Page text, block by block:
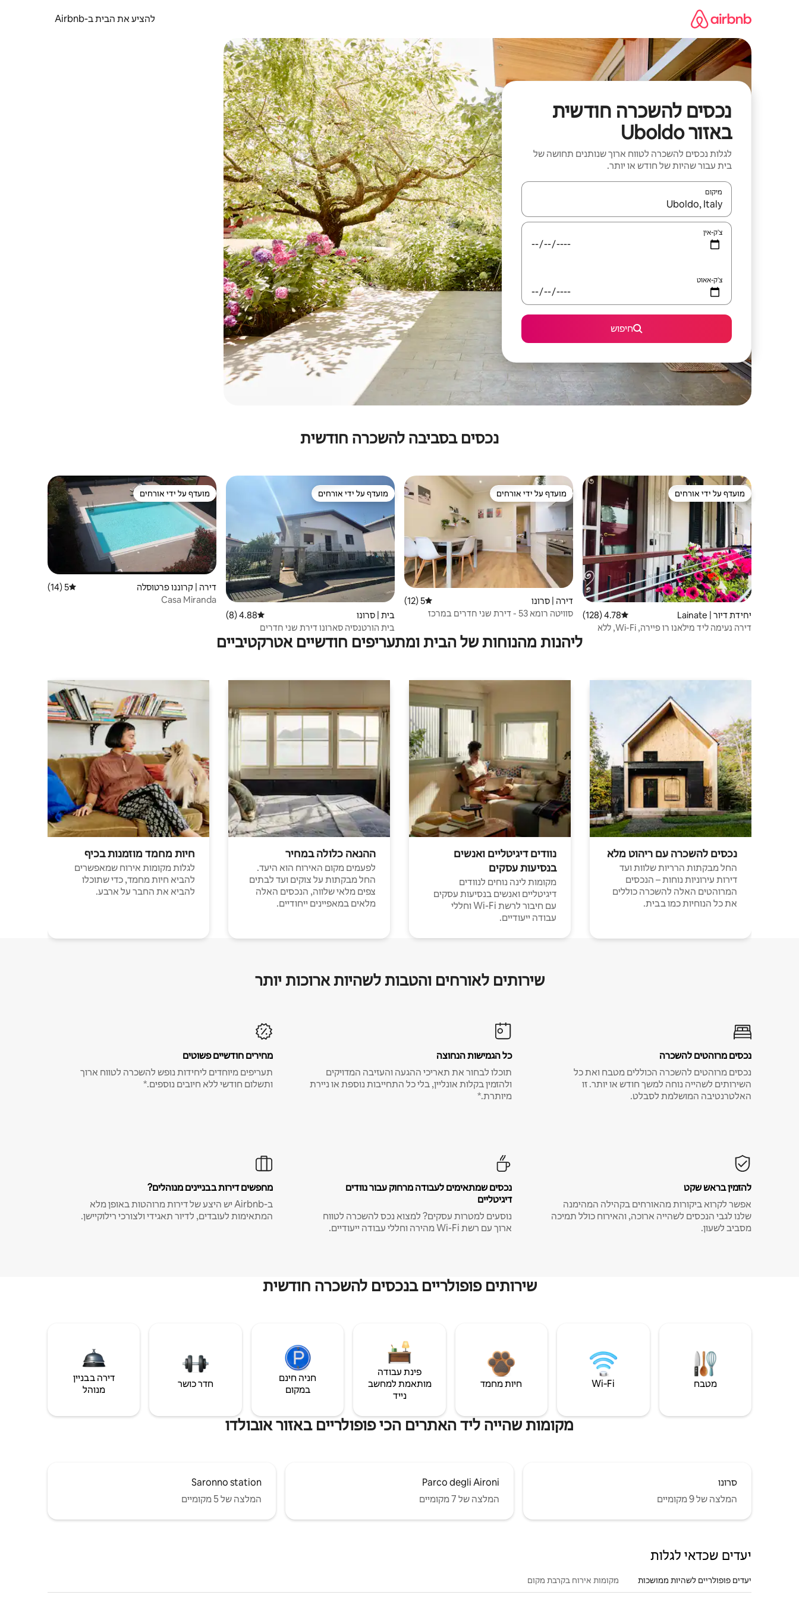
להציע את הבית ב-Airbnb
נכסים להשכרה חודשית
באזור Uboldo
לגלות נכסים להשכרה לטווח ארוך שנותנים תחושה של
בית עבור שהיות של חודש או יותר.
מיקום
כאשר התוצאות יהיו זמינות, יש לנווט עם מקשי החיצים למעלה ולמטה או לעיין בעזרת תנועות מגע או החלקה.
צ'ק-אין
צ'ק-אאוט
חיפוש
נכסים בסביבה להשכרה חודשית
מועדף על ידי אורחים
מועדף על ידי אורחים
יחידת דיור | Lainate דירוג ממוצע של 4.78 מתוך 5, 128 ביקורות
4.78 (128)
דירה נעימה ליד מילאנו רו פיירה, Wi-Fi, ללא
מועדף על ידי אורחים
מועדף על ידי אורחים
דירה | סרונו דירוג ממוצע של 5 מתוך 5, 12 ביקורות
5 (12)
סוויטה רומא 53 - דירת שני חדרים במרכז
מועדף על ידי אורחים
מועדף על ידי אורחים
בית | סרונו דירוג ממוצע של 4.88 מתוך 5, 8 ביקורות
4.88 (8)
בית הורטנסיה סארונו דירת שני חדרים
מועדף על ידי אורחים
מועדף על ידי אורחים
דירה | קרוננו פרטוסלה דירוג ממוצע של 5 מתוך 5, 14 ביקורות
5 (14)
Casa Miranda
ליהנות מהנוחות של הבית ומתעריפים חודשיים אטרקטיביים
נכסים להשכרה עם ריהוט מלא
החל מבקתות הרריות שלוות ועד
דירות עירוניות נוחות – הנכסים
המרוהטים האלה להשכרה כוללים
את כל הנוחיות כמו בבית.
נוודים דיגיטליים ואנשים
בנסיעות עסקים
מקומות לינה נוחים לנוודים
דיגיטליים ואנשים בנסיעות עסקים
עם חיבור לרשת Wi-Fi וחללי
עבודה ייעודיים.
ההנאה כלולה במחיר
לפעמים מקום האירוח הוא היעד.
החל מבקתות על צוקים ועד לבתים
צפים מלאי שלווה, הנכסים האלה
מלאים במאפיינים ייחודיים.
חיות מחמד מוזמנות בכיף
לגלות מקומות אירוח שמאפשרים
להביא חיות מחמד, כדי שתוכלו
להביא את החבר על ארבע.
שירותים לאורחים והטבות לשהיות ארוכות יותר
נכסים מרוהטים להשכרה
נכסים מרוהטים להשכרה הכוללים מטבח ואת כל
השירותים לשהייה נוחה למשך חודש או יותר. זו
האלטרנטיבה המושלמת לסבלט.
כל הגמישות הנחוצה
תוכלו לבחור את תאריכי ההגעה והעזיבה המדויקים
ולהזמין בקלות אונליין, בלי כל התחייבות נוספת או ניירת
מיותרת.*
מחירים חודשיים פשוטים
תעריפים מיוחדים ליחידות נופש להשכרה לטווח ארוך
ותשלום חודשי ללא חיובים נוספים.*
להזמין בראש שקט
אפשר לקרוא ביקורות מהאורחים בקהילה המהימנה
שלנו לגבי הנכסים לשהייה ארוכה, והאירוח כולל תמיכה
מסביב לשעון.
נכסים שמתאימים לעבודה מרחוק עבור נוודים
דיגיטליים
נוסעים למטרות עסקים? למצוא נכס להשכרה לטווח
ארוך עם רשת Wi-Fi מהירה וחללי עבודה ייעודיים.
מחפשים דירות בבניינים מנוהלים?
ב-Airbnb יש היצע של דירות מרוהטות באופן מלא
המתאימות לעובדים, לדיור תאגידי ולצורכי רילוקיישן.
שירותים פופולריים בנכסים להשכרה חודשית
מטבח Wi‑Fi חיות מחמד
פינת עבודה
מותאמת למחשב
נייד
חניה חינם
במקום
חדר כושר
דירה בבניין
מנוהל
מקומות שהייה ליד האתרים הכי פופולריים באזור אובולדו
סרונו
המלצה של 9 מקומיים
Parco degli Aironi
המלצה של 7 מקומיים
Saronno station
המלצה של 5 מקומיים
יעדים שכדאי לגלות
יעדים פופולריים לשהיות ממושכות מקומות אירוח בקרבת מקום